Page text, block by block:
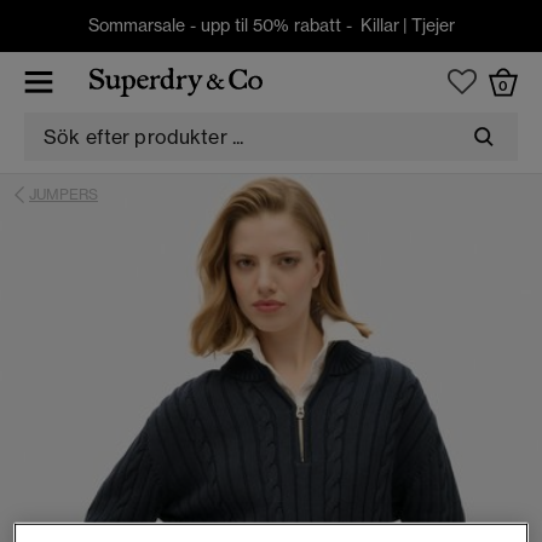
Sommarsale - upp til 50% rabatt - Killar| Tjejer
0
JUMPERS